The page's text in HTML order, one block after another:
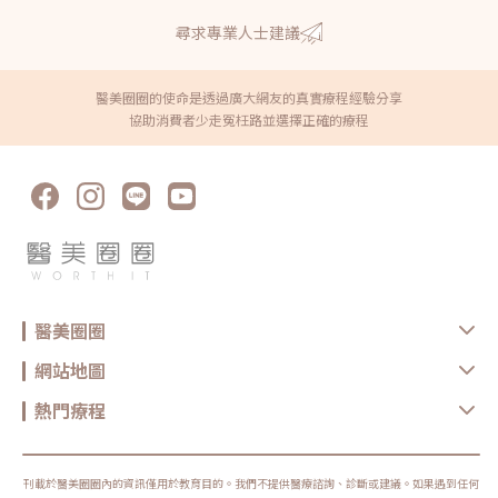
尋求專業人士建議
醫美圈圈的使命是透過廣大網友的真實療程經驗分享
協助消費者少走冤枉路並選擇正確的療程
醫美圈圈
網站地圖
熱門療程
刊載於醫美圈圈內的資訊僅用於教育目的。我們不提供醫療諮詢、診斷或建議。如果遇到任何